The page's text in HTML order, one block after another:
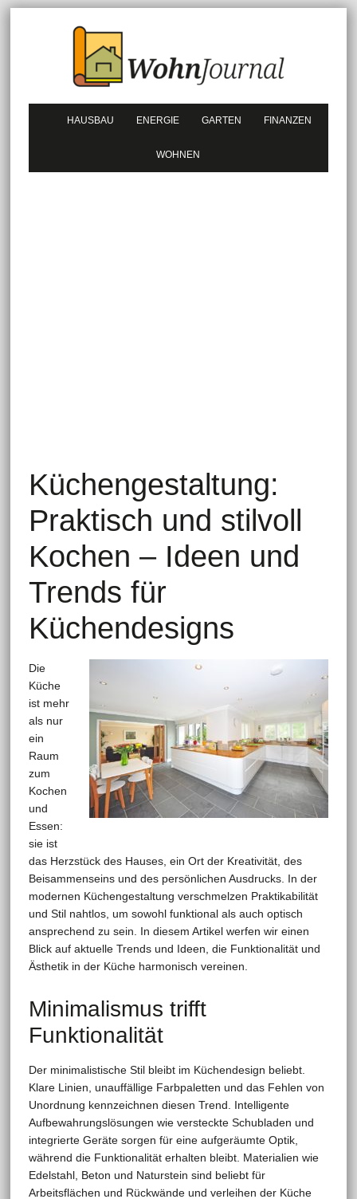
HAUSBAU ENERGIE GARTEN FINANZEN
WOHNEN
Küchengestaltung:
Praktisch und stilvoll
Kochen – Ideen und
Trends für
Küchendesigns
Die
Küche
ist mehr
als nur
ein
Raum
zum
Kochen
und
Essen:
sie ist
das Herzstück des Hauses, ein Ort der Kreativität, des
Beisammenseins und des persönlichen Ausdrucks. In der
modernen Küchengestaltung verschmelzen Praktikabilität
und Stil nahtlos, um sowohl funktional als auch optisch
ansprechend zu sein. In diesem Artikel werfen wir einen
Blick auf aktuelle Trends und Ideen, die Funktionalität und
Ästhetik in der Küche harmonisch vereinen.
Minimalismus trifft
Funktionalität
Der minimalistische Stil bleibt im Küchendesign beliebt.
Klare Linien, unauffällige Farbpaletten und das Fehlen von
Unordnung kennzeichnen diesen Trend. Intelligente
Aufbewahrungslösungen wie versteckte Schubladen und
integrierte Geräte sorgen für eine aufgeräumte Optik,
während die Funktionalität erhalten bleibt. Materialien wie
Edelstahl, Beton und Naturstein sind beliebt für
Arbeitsflächen und Rückwände und verleihen der Küche